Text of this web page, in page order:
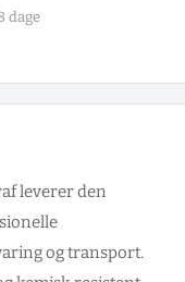
dage
leverer den
og transport.